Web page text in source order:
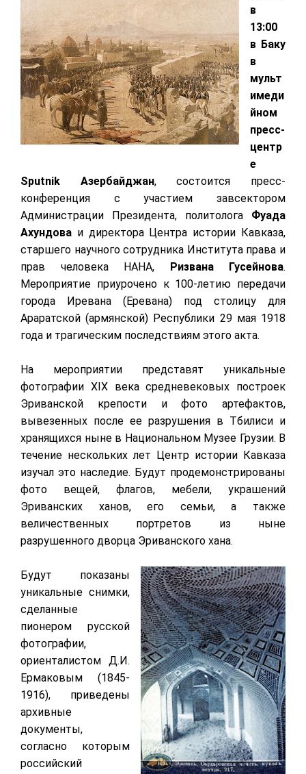
в
13:00
в Баку
в
мульт
имеди
йном
пресс-
центр
е
Sputnik Азербайджан, состоится пресс-
конференция с участием завсектором
Администрации Президента, политолога Фуада
Ахундова и директора Центра истории Кавказа,
старшего научного сотрудника Института права и
прав человека НАНА, Ризвана Гусейнова.
Мероприятие приурочено к 100-летию передачи
города Иревана (Еревана) под столицу для
Араратской (армянской) Республики 29 мая 1918
года и трагическим последствиям этого акта.
На мероприятии представят уникальные
фотографии XIX века средневековых построек
Эриванской крепости и фото артефактов,
вывезенных после ее разрушения в Тбилиси и
хранящихся ныне в Национальном Музее Грузии. В
течение нескольких лет Центр истории Кавказа
изучал это наследие. Будут продемонстрированы
фото вещей, флагов, мебели, украшений
Эриванских ханов, его семьи, а также
величественных портретов из ныне
разрушенного дворца Эриванского хана.
Будут показаны
уникальные снимки,
сделанные
пионером русской
фотографии,
ориенталистом Д.И.
Ермаковым (1845-
1916), приведены
архивные
документы,
согласно которым
российский